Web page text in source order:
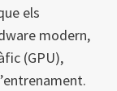
els
modern,
(GPU),